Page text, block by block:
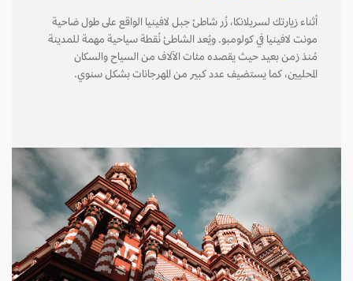
أثناء زيارتك لسريلانكا، زُر شاطئ جبل لافينيا الواقع على طول ضاحية
مونت لافينيا في كولومبو. ويُعد الشاطئ نُقطة سياحية مهمة للمدينة
مُنذ زمن بعيد حيث يقصده مئات الآلاف من السياح والسكان
المحليين، كما يستضيف عدد كبير من المهرجانات بشكل سنوي.